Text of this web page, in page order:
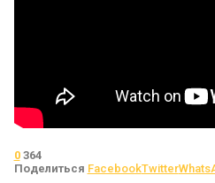
0 364
Поделиться FacebookTwitter